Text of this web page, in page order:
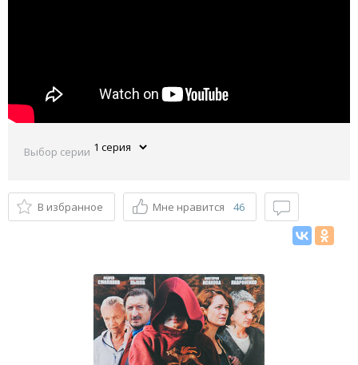
Выбор серии
В избранное Мне нравится 46